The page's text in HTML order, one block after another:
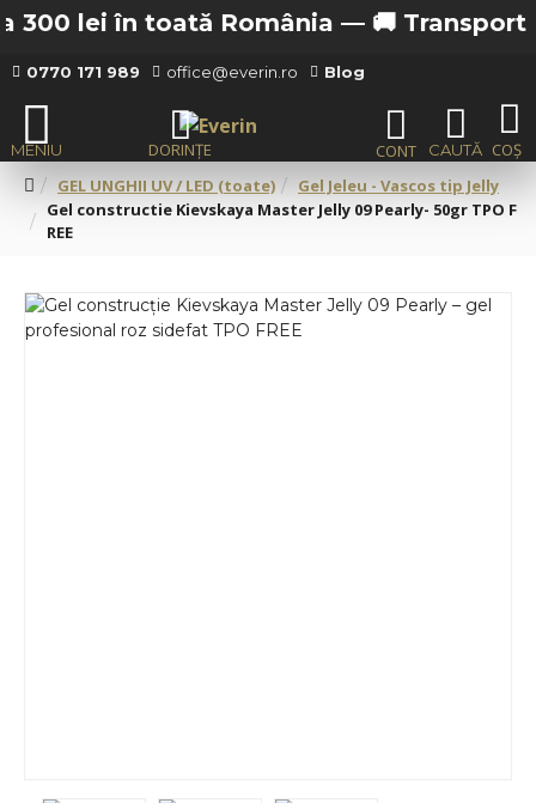
lei în toată România —🚚 Transport
0770 171 989 office@everin.ro Blog
GEL UNGHII UV / LED (toate)
Gel Jeleu - Vascos tip Jelly
Gel constructie Kievskaya Master Jelly 09 Pearly- 50gr TPO F
REE